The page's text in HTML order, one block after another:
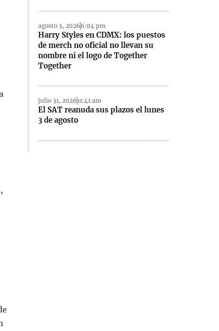
agosto 3, 2026 6:04 pm
Harry Styles en CDMX: los puestos
de merch no oficial no llevan su
nombre ni el logo de Together
Together
julio 31, 202611:41 am
El SAT reanuda sus plazos el lunes
3 de agosto